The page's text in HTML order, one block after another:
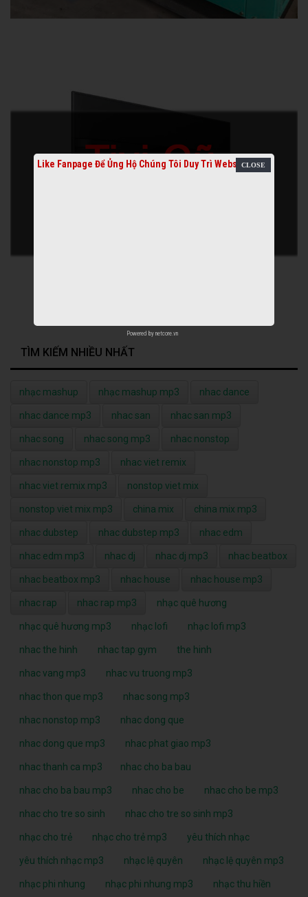
TÌM KIẾM NHIỀU NHẤT
nhạc mashup nhạc mashup mp3 nhac dance
nhac dance mp3 nhac san nhac san mp3
nhac song nhac song mp3 nhac nonstop
nhac nonstop mp3 nhac viet remix
nhac viet remix mp3 nonstop viet mix
nonstop viet mix mp3 china mix china mix mp3
nhac dubstep nhac dubstep mp3 nhac edm
nhac edm mp3 nhac dj nhac dj mp3 nhac beatbox
nhac beatbox mp3 nhac house nhac house mp3
nhac rap nhac rap mp3 nhạc quê hương
nhạc quê hương mp3 nhạc lofi nhạc lofi mp3
nhac the hinh nhac tap gym the hinh
nhac vang mp3 nhac vu truong mp3
nhac thon que mp3 nhac song mp3
nhac nonstop mp3 nhac dong que
nhac dong que mp3 nhac phat giao mp3
nhac thanh ca mp3 nhac cho ba bau
nhac cho ba bau mp3 nhac cho be nhac cho be mp3
nhac cho tre so sinh nhac cho tre so sinh mp3
nhạc cho trẻ nhạc cho trẻ mp3 yêu thích nhạc
yêu thích nhạc mp3 nhạc lệ quyên nhạc lệ quyên mp3
nhạc phi nhung nhạc phi nhung mp3 nhạc thu hiền
Like Fanpage Để Ủng Hộ Chúng Tôi Duy Trì Website
Powered by netcore.vn